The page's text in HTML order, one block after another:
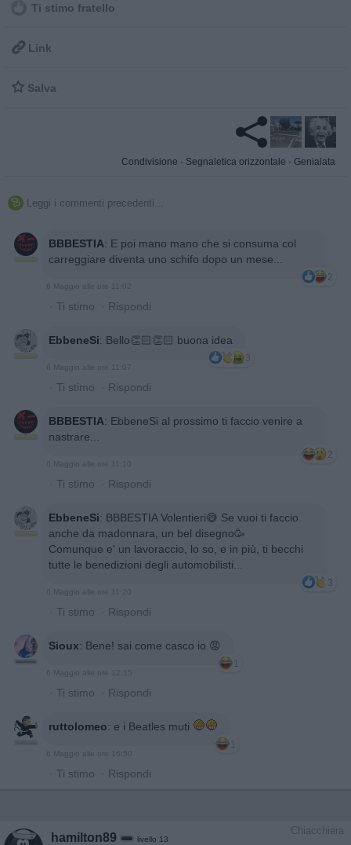
Ti stimo fratello
 Link
 Salva
Condivisione · Segnaletica orizzontale · Genialata
 Leggi i commenti precedenti...
BBBESTIA: E poi mano mano che si consuma col
carreggiare diventa uno schifo dopo un mese...
2
6 Maggio alle ore 11:02
· Ti stimo · Rispondi
EbbeneSi: Bello👏🏻👏🏻 buona idea
3
6 Maggio alle ore 11:07
· Ti stimo · Rispondi
BBBESTIA: EbbeneSi al prossimo ti faccio venire a
nastrare...
2
6 Maggio alle ore 11:10
· Ti stimo · Rispondi
EbbeneSi: BBBESTIA Volentieri😅 Se vuoi ti faccio
anche da madonnara, un bel disegno🥳
Comunque e' un lavoraccio, lo so, e in più, ti becchi
tutte le benedizioni degli automobilisti...
3
6 Maggio alle ore 11:20
· Ti stimo · Rispondi
Sioux: Bene! sai come casco io 😡
1
6 Maggio alle ore 12:15
· Ti stimo · Rispondi
ruttolomeo: e i Beatles muti
1
6 Maggio alle ore 16:50
· Ti stimo · Rispondi
Chiacchiera
hamilton89 livello 13